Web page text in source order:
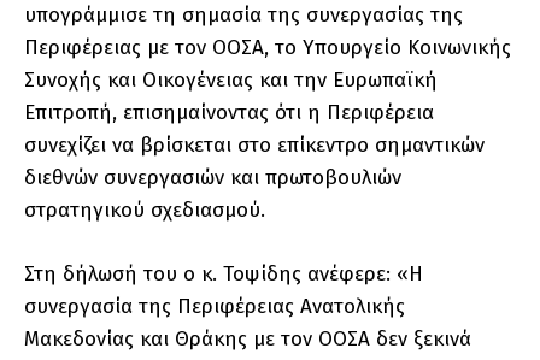
υπογράμμισε τη σημασία της συνεργασίας της
Περιφέρειας με τον ΟΟΣΑ, το Υπουργείο Κοινωνικής
Συνοχής και Οικογένειας και την Ευρωπαϊκή
Επιτροπή, επισημαίνοντας ότι η Περιφέρεια
συνεχίζει να βρίσκεται στο επίκεντρο σημαντικών
διεθνών συνεργασιών και πρωτοβουλιών
στρατηγικού σχεδιασμού.
Στη δήλωσή του ο κ. Τοψίδης ανέφερε: «Η
συνεργασία της Περιφέρειας Ανατολικής
Μακεδονίας και Θράκης με τον ΟΟΣΑ δεν ξεκινά